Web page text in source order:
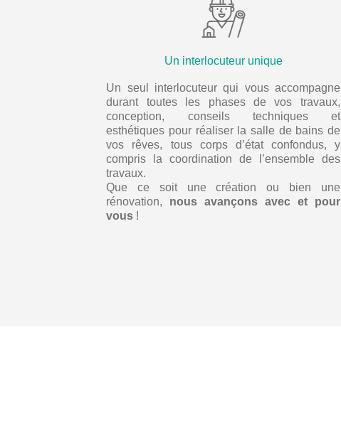
Un interlocuteur unique
Un seul interlocuteur qui vous accompagne
durant toutes les phases de vos travaux,
conception, conseils techniques et
esthétiques pour réaliser la salle de bains de
vos rêves, tous corps d’état confondus, y
compris la coordination de l’ensemble des
travaux.
Que ce soit une création ou bien une
rénovation, nous avançons avec et pour
vous !